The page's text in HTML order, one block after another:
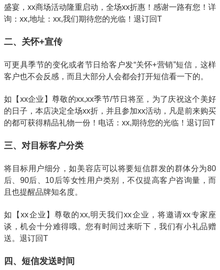
盛宴，xx商场活动隆重启动，全场xx折惠！感谢一路有您！详
询：xx,地址：xx,我们期待您的光临！退订回T
二、关怀+宣传
可更具季节的变化或者节日给客户发“关怀+营销”短信，这样
客户也不会反感，而且大部分人会都会打开短信看一下的。
如【xx企业】尊敬的xx,xx季节/节日将至，为了庆祝这个美好
的日子，本店决定全场xx折，并且参加xx活动，凡是前来购买
的都可获得精品礼物一份！电话：xx,期待您的光临！退订回T
三、对目标客户分类
将目标用户细分，如美容店可以将要短信群发的群体分为80
后、90后、10后等女性用户类别，不仅提高客户咨询量，而
且也提醒品牌知名度。
如【xx企业】尊敬的xx,明天我们xx企业，将邀请xx专家座
谈，机会十分难得哦。您有时间过来听下，我们有小礼品赠
送。退订回T
四、短信发送时间